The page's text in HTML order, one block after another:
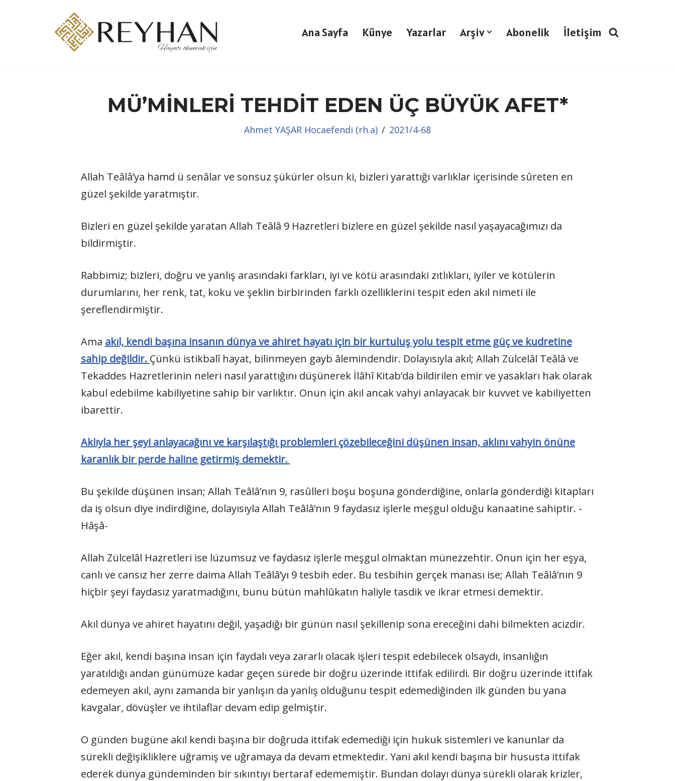
Ana Sayfa Künye Yazarlar Arşiv Abonelik İletişim
MÜ’MİNLERİ TEHDİT EDEN ÜÇ BÜYÜK AFET*
Ahmet YAŞAR Hocaefendi (rh.a) 2021/4-68
Allah Teâlâ’ya hamd ü senâlar ve sonsuz şükürler olsun ki, bizleri yarattığı varlıklar içerisinde sûreten en
güzel şekilde yaratmıştır.
Bizleri en güzel şekilde yaratan Allah Teâlâ 9 Hazretleri bizlere en güzel şekilde nasıl yaşayacağımızı da
bildirmiştir.
Rabbimiz; bizleri, doğru ve yanlış arasındaki farkları, iyi ve kötü arasındaki zıtlıkları, iyiler ve kötülerin
durumlarını, her renk, tat, koku ve şeklin birbirinden farklı özelliklerini tespit eden akıl nimeti ile
şereflendirmiştir.
Ama akıl, kendi başına insanın dünya ve ahiret hayatı için bir kurtuluş yolu tespit etme güç ve kudretine
sahip değildir. Çünkü istikbalî hayat, bilinmeyen gayb âlemindendir. Dolayısıyla akıl; Allah Zülcelâl Teâlâ ve
Tekaddes Hazretlerinin neleri nasıl yarattığını düşünerek İlâhî Kitab’da bildirilen emir ve yasakları hak olarak
kabul edebilme kabiliyetine sahip bir varlıktır. Onun için akıl ancak vahyi anlayacak bir kuvvet ve kabiliyetten
ibarettir.
Aklıyla her şeyi anlayacağını ve karşılaştığı problemleri çözebileceğini düşünen insan, aklını vahyin önüne
karanlık bir perde haline getirmiş demektir.
Bu şekilde düşünen insan; Allah Teâlâ’nın 9, rasûlleri boşu boşuna gönderdiğine, onlarla gönderdiği kitapları
da iş olsun diye indirdiğine, dolayısıyla Allah Teâlâ’nın 9 faydasız işlerle meşgul olduğu kanaatine sahiptir. -
Hâşâ-
Allah Zülcelâl Hazretleri ise lüzumsuz ve faydasız işlerle meşgul olmaktan münezzehtir. Onun için her eşya,
canlı ve cansız her zerre daima Allah Teâlâ’yı 9 tesbih eder. Bu tesbihin gerçek manası ise; Allah Teâlâ’nın 9
hiçbir şeyi faydasız yaratmadığını, bunu bütün mahlûkatın haliyle tasdik ve ikrar etmesi demektir.
Akıl dünya ve ahiret hayatını değil, yaşadığı bir günün nasıl şekillenip sona ereceğini dahi bilmekten acizdir.
Eğer akıl, kendi başına insan için faydalı veya zararlı olacak işleri tespit edebilecek olsaydı, insanlığın
yaratıldığı andan günümüze kadar geçen sürede bir doğru üzerinde ittifak edilirdi. Bir doğru üzerinde ittifak
edemeyen akıl, aynı zamanda bir yanlışın da yanlış olduğunu tespit edemediğinden ilk günden bu yana
kavgalar, dövüşler ve ihtilaflar devam edip gelmiştir.
O günden bugüne akıl kendi başına bir doğruda ittifak edemediği için hukuk sistemleri ve kanunlar da
sürekli değişikliklere uğramış ve uğramaya da devam etmektedir. Yani akıl kendi başına bir hususta ittifak
ederek dünya gündeminden bir sıkıntıyı bertaraf edememiştir. Bundan dolayı dünya sürekli olarak krizler,